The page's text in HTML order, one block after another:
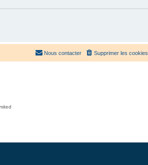
Supprimer les cookies
Nous contacter